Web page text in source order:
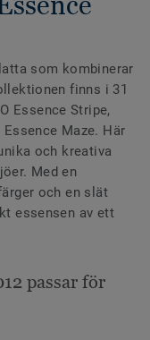
som kombinerar
finns i 31
Essence Stripe,
Essence Maze. Här
och kreativa
Med en
och en slät
essensen av ett
passar för